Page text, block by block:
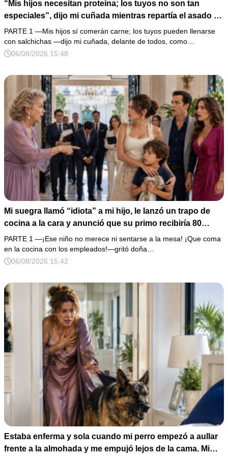
“Mis hijos necesitan proteína; los tuyos no son tan
especiales”, dijo mi cuñada mientras repartía el asado y
hacía llorar a mi hija. Mi esposo me pidió que no armara
un escándalo, así que guardé silencio, terminé un pastel
de boda de 8,000 pesos y coloqué sobre la mesa un
PARTE 1 —Mis hijos sí comerán carne; los tuyos pueden llenarse
con salchichas —dijo mi cuñada, delante de todos, como…
06/08/2026 15:48
Mi suegra llamó “idiota” a mi hijo, le lanzó un trapo de
cocina a la cara y anunció que su primo recibiría 80
millones y el 50% de las acciones: “Aprende cuál es tu
lugar”. Permanecí en silencio hasta que terminaron de
firmar; entonces mostré una grabación y alguien llamó a
PARTE 1 —¡Ese niño no merece ni sentarse a la mesa! ¡Que coma
en la cocina con los empleados!—gritó doña…
06/08/2026 15:42
Estaba enferma y sola cuando mi perro empezó a aullar
frente a la almohada y me empujó lejos de la cama. Mi